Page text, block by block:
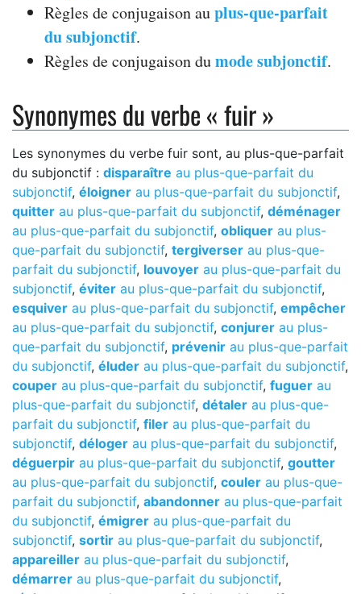
Règles de conjugaison auplus-que-parfait
du subjonctif.
Règles de conjugaison dumode subjonctif.
Synonymes du verbe « fuir »
Les synonymes du verbe fuir sont, au plus-que-parfait
du subjonctif : disparaître au plus-que-parfait du
subjonctif, éloigner au plus-que-parfait du subjonctif,
quitter au plus-que-parfait du subjonctif, déménager
au plus-que-parfait du subjonctif, obliquer au plus-
que-parfait du subjonctif, tergiverser au plus-que-
parfait du subjonctif, louvoyer au plus-que-parfait du
subjonctif, éviter au plus-que-parfait du subjonctif,
esquiver au plus-que-parfait du subjonctif, empêcher
au plus-que-parfait du subjonctif, conjurer au plus-
que-parfait du subjonctif, prévenir au plus-que-parfait
du subjonctif, éluder au plus-que-parfait du subjonctif,
couper au plus-que-parfait du subjonctif, fuguer au
plus-que-parfait du subjonctif, détaler au plus-que-
parfait du subjonctif, filer au plus-que-parfait du
subjonctif, déloger au plus-que-parfait du subjonctif,
déguerpir au plus-que-parfait du subjonctif, goutter
au plus-que-parfait du subjonctif, couler au plus-que-
parfait du subjonctif, abandonner au plus-que-parfait
du subjonctif, émigrer au plus-que-parfait du
subjonctif, sortir au plus-que-parfait du subjonctif,
appareiller au plus-que-parfait du subjonctif,
démarrer au plus-que-parfait du subjonctif,